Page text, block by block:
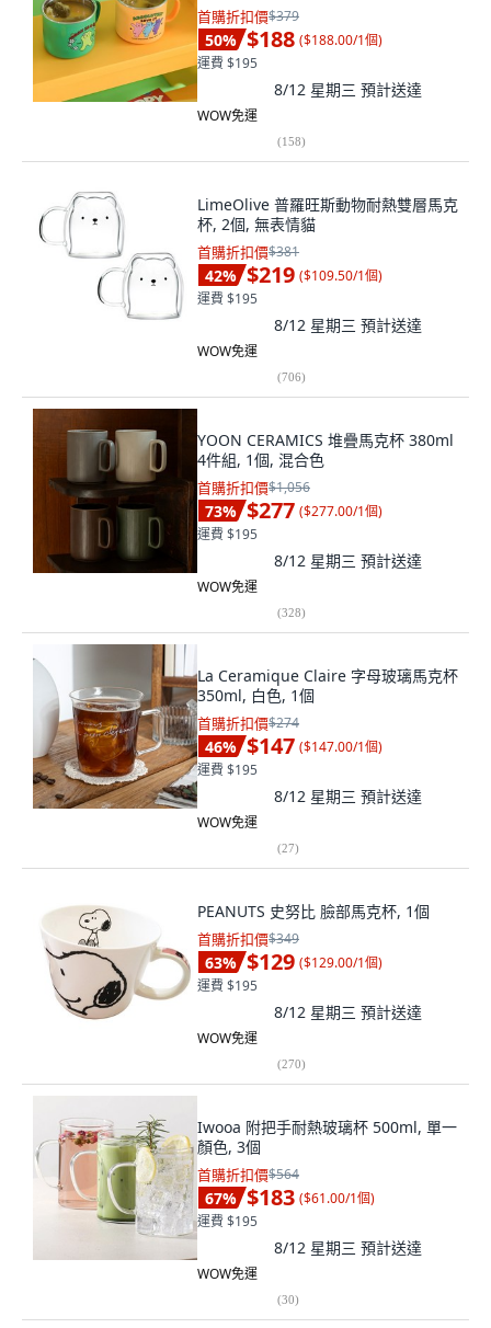
首購折扣價$379
50% $188 ($188.00/1個)
運費 $195
8/12 星期三 預計送達
WOW免運
(158)
LimeOlive 普羅旺斯動物耐熱雙層馬克
杯, 2個, 無表情貓
首購折扣價$381
42% $219 ($109.50/1個)
運費 $195
8/12 星期三 預計送達
WOW免運
(706)
YOON CERAMICS 堆疊馬克杯 380ml
4件組, 1個, 混合色
首購折扣價$1,056
73% $277 ($277.00/1個)
運費 $195
8/12 星期三 預計送達
WOW免運
(328)
La Ceramique Claire 字母玻璃馬克杯
350ml, 白色, 1個
首購折扣價$274
46% $147 ($147.00/1個)
運費 $195
8/12 星期三 預計送達
WOW免運
(27)
PEANUTS 史努比 臉部馬克杯, 1個
首購折扣價$349
63% $129 ($129.00/1個)
運費 $195
8/12 星期三 預計送達
WOW免運
(270)
Iwooa 附把手耐熱玻璃杯 500ml, 單一
顏色, 3個
首購折扣價$564
67% $183 ($61.00/1個)
運費 $195
8/12 星期三 預計送達
WOW免運
(30)